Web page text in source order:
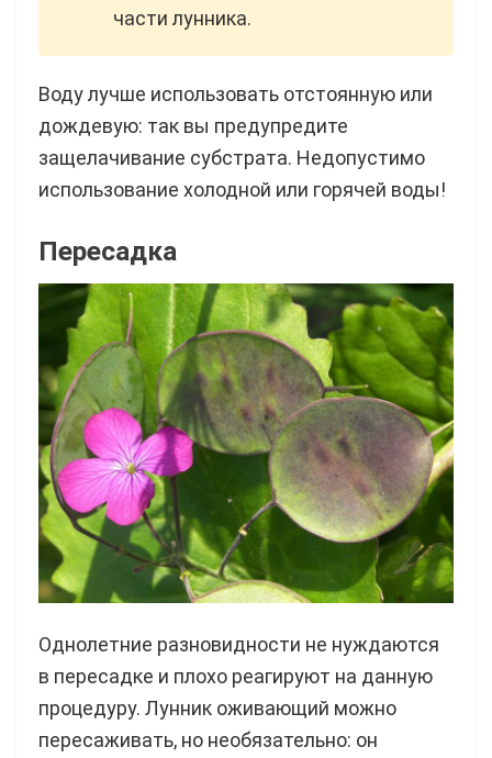
части лунника.
Воду лучше использовать отстоянную или
дождевую: так вы предупредите
защелачивание субстрата. Недопустимо
использование холодной или горячей воды!
Пересадка
Однолетние разновидности не нуждаются
в пересадке и плохо реагируют на данную
процедуру. Лунник оживающий можно
пересаживать, но необязательно: он